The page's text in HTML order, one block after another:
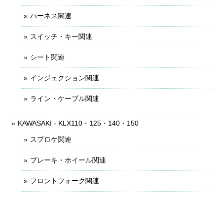
ハーネス関連
スイッチ・キー関連
シート関連
インジェクション関連
ライン・ケーブル関連
KAWASAKI - KLX110・125・140・150
スプロケ関連
ブレーキ・ホイール関連
フロントフォーク関連